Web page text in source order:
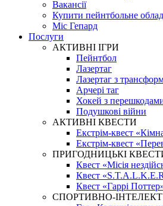
Вакансії
Купити пейнтбольне
Міс Гепард
Послуги
АКТИВНІ ІГРИ
Пейнтбол
Лазертаг
Лазертаг з
Арчері таг
Хокей з
Подушкові війни
АКТИВНІ КВЕСТИ
Екстрім-квест
Екстрім-квест
ПРИГОДНИЦЬКІ
Квест «Місія
Квест
Квест «Гаррі
СПОРТИВНО-